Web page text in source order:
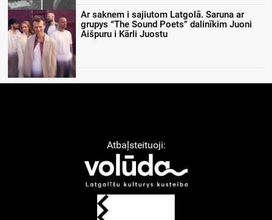
Ar saknem i sajiutom Latgolā. Saruna ar
grupys “The Sound Poets” dalinīkim Juoni
Aišpuru i Kārli Juostu
Atbaļsteituoji: